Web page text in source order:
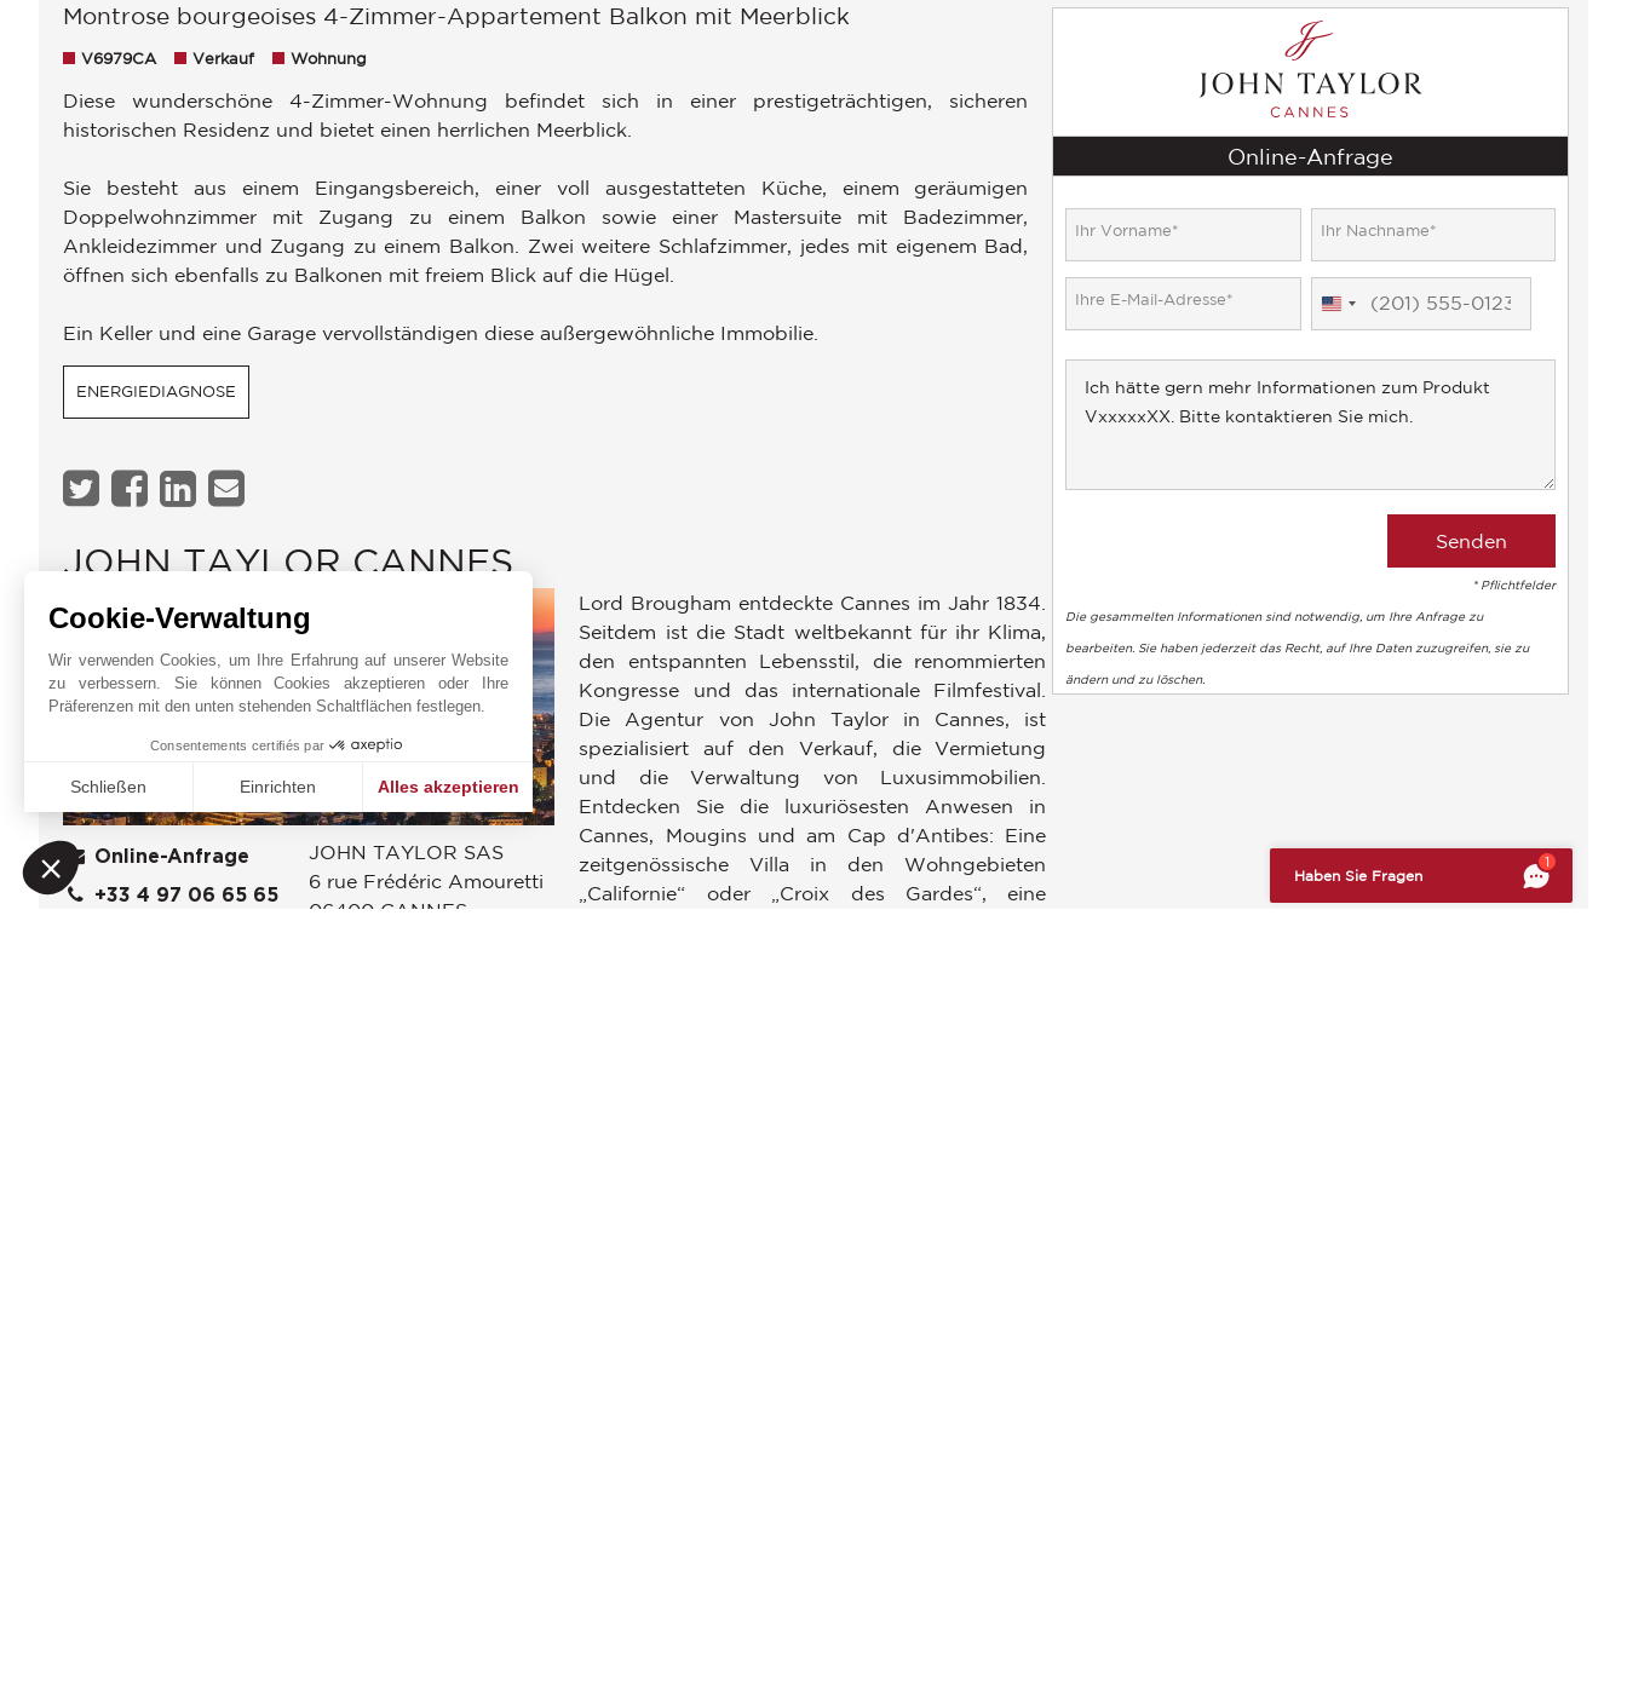
Montrose bourgeoises 4-Zimmer-Appartement Balkon mit Meerblick
V6979CA Verkauf Wohnung
Diese wunderschöne 4-Zimmer-Wohnung befindet sich in einer prestigeträchtigen, sicheren
historischen Residenz und bietet einen herrlichen Meerblick.
Sie besteht aus einem Eingangsbereich, einer voll ausgestatteten Küche, einem geräumigen
Doppelwohnzimmer mit Zugang zu einem Balkon sowie einer Mastersuite mit Badezimmer,
Ankleidezimmer und Zugang zu einem Balkon. Zwei weitere Schlafzimmer, jedes mit eigenem Bad,
öffnen sich ebenfalls zu Balkonen mit freiem Blick auf die Hügel.
Ein Keller und eine Garage vervollständigen diese außergewöhnliche Immobilie.
ENERGIEDIAGNOSE
JOHN TAYLOR CANNES
Online-Anfrage
+33 4 97 06 65 65
JOHN TAYLOR SAS
6 rue Frédéric Amouretti
06400 CANNES
Lord Brougham entdeckte Cannes im Jahr 1834.
Seitdem ist die Stadt weltbekannt für ihr Klima,
den entspannten Lebensstil, die renommierten
Kongresse und das internationale Filmfestival.
Die Agentur von John Taylor in Cannes, ist
spezialisiert auf den Verkauf, die Vermietung
und die Verwaltung von Luxusimmobilien.
Entdecken Sie die luxuriösesten Anwesen in
Cannes, Mougins und am Cap d'Antibes: Eine
zeitgenössische Villa in den Wohngebieten
„Californie“ oder „Croix des Gardes“, eine
Online-Anfrage
United
* Pflichtfelder
Die gesammelten Informationen sind notwendig, um Ihre Anfrage zu
bearbeiten. Sie haben jederzeit das Recht, auf Ihre Daten zuzugreifen, sie zu
ändern und zu löschen.
Haben Sie Fragen
1
Cookie-Verwaltung
Wir verwenden Cookies, um Ihre Erfahrung auf unserer Website
zu verbessern. Sie können Cookies akzeptieren oder Ihre
Präferenzen mit den unten stehenden Schaltflächen festlegen.
Consentements certifiés par
Schließen Einrichten Alles akzeptieren
Axeptio consent
Einwilligungsmanagementplattform: Passen Sie Ihre Optionen an
Unsere Plattform ermöglicht es Ihnen, Ihre Datenschutzeinstellungen individuell zu gestalten und zu verwalten, um die Einhaltung der Vorschriften zu gewährleisten. Passen Sie Ihre